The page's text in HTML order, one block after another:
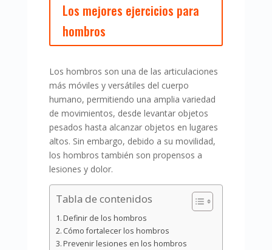
Los mejores ejercicios para
hombros
Los hombros son una de las articulaciones
más móviles y versátiles del cuerpo
humano, permitiendo una amplia variedad
de movimientos, desde levantar objetos
pesados hasta alcanzar objetos en lugares
altos. Sin embargo, debido a su movilidad,
los hombros también son propensos a
lesiones y dolor.
Tabla de contenidos
Definir de los hombros
Cómo fortalecer los hombros
Prevenir lesiones en los hombros